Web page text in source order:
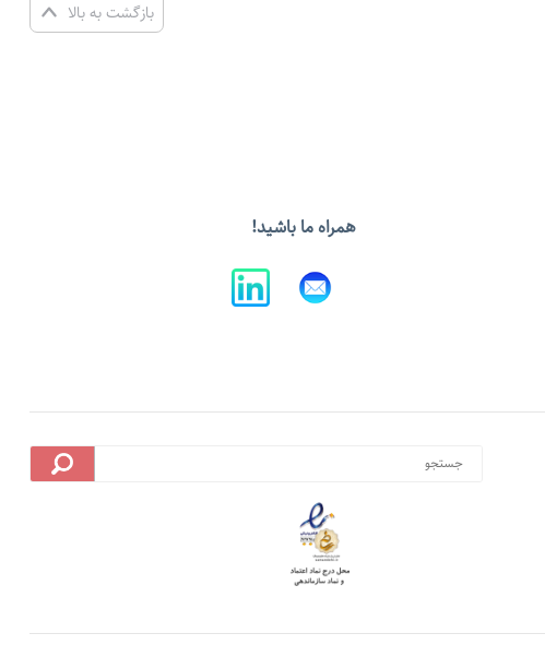
بازگشت به بالا
همراه ما باشيد!